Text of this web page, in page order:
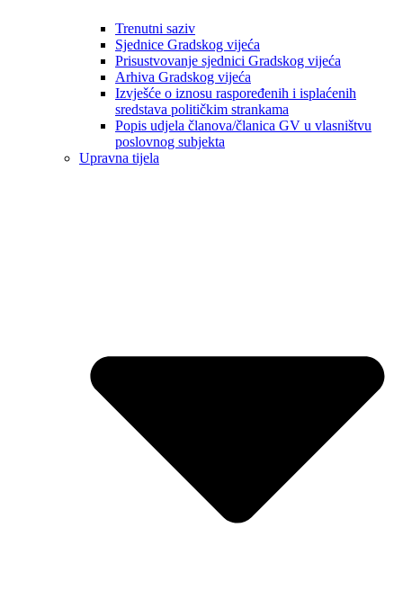
Trenutni saziv
Sjednice Gradskog vijeća
Prisustvovanje sjednici Gradskog vijeća
Arhiva Gradskog vijeća
Izvješće o iznosu raspoređenih i isplaćenih
sredstava političkim strankama
Popis udjela članova/članica GV u vlasništvu
poslovnog subjekta
Upravna tijela